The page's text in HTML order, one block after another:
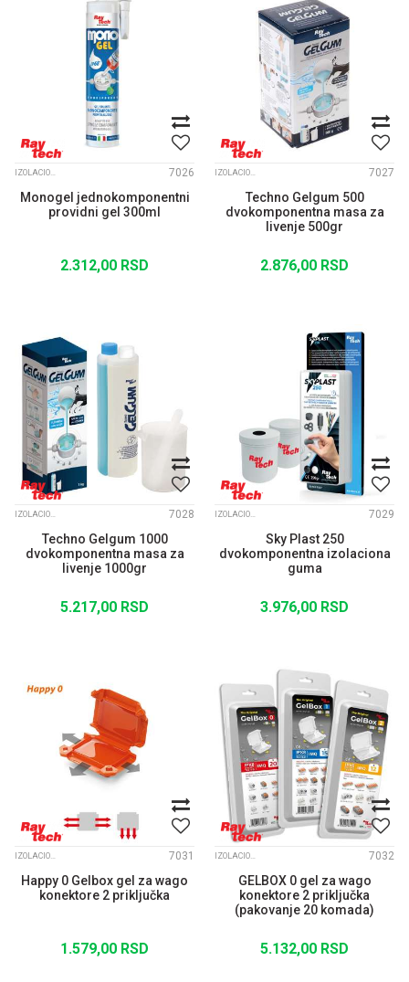
IZOLACIONI GELOVI I KONEKTORI 7026
Monogel jednokomponentni
providni gel 300ml
2.312,00 RSD
IZOLACIONI GELOVI I KONEKTORI 7027
Techno Gelgum 500
dvokomponentna masa za
livenje 500gr
2.876,00 RSD
IZOLACIONI GELOVI I KONEKTORI 7028
Techno Gelgum 1000
dvokomponentna masa za
livenje 1000gr
5.217,00 RSD
IZOLACIONI GELOVI I KONEKTORI 7029
Sky Plast 250
dvokomponentna izolaciona
guma
3.976,00 RSD
IZOLACIONI GELOVI I KONEKTORI 7031
Happy 0 Gelbox gel za wago
konektore 2 priključka
1.579,00 RSD
IZOLACIONI GELOVI I KONEKTORI 7032
GELBOX 0 gel za wago
konektore 2 priključka
(pakovanje 20 komada)
5.132,00 RSD